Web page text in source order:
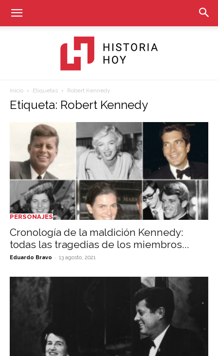
Historia
Hoy
Inicio Etiquetas Robert Kennedy
Etiqueta: Robert Kennedy
PERSONAJES
Cronología de la maldición Kennedy:
todas las tragedias de los miembros...
Eduardo Bravo - 13 agosto, 2021